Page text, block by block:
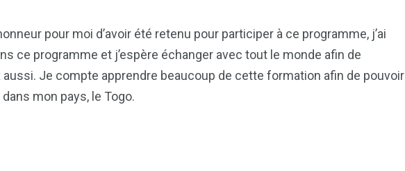
pour moi d’avoir été retenu pour participer à ce programme, j’ai
ce programme et j’espère échanger avec tout le monde afin de
aussi. Je compte apprendre beaucoup de cette formation afin de pouvoir
mon pays, le Togo.